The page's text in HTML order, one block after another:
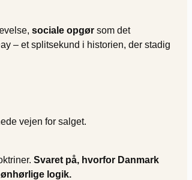
sociale opgør som det
– et splitsekund i historien, der stadig
vejen for salget.
Svaret på, hvorfor Danmark
logik.